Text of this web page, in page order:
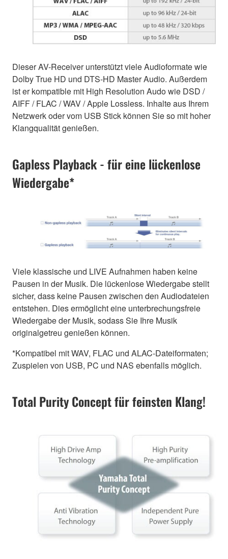
Dieser AV-Receiver unterstützt viele Audioformate wie
Dolby True HD und DTS-HD Master Audio. Außerdem
ist er kompatible mit High Resolution Audo wie DSD /
AIFF / FLAC / WAV / Apple Lossless. Inhalte aus Ihrem
Netzwerk oder vom USB Stick können Sie so mit hoher
Klangqualität genießen.
Gapless Playback - für eine lückenlose
Wiedergabe*
Viele klassische und LIVE Aufnahmen haben keine
Pausen in der Musik. Die lückenlose Wiedergabe stellt
sicher, dass keine Pausen zwischen den Audiodateien
entstehen. Dies ermöglicht eine unterbrechungsfreie
Wiedergabe der Musik, sodass Sie Ihre Musik
originalgetreu genießen können.
*Kompatibel mit WAV, FLAC und ALAC-Dateiformaten;
Zuspielen von USB, PC und NAS ebenfalls möglich.
Total Purity Concept für feinsten Klang!